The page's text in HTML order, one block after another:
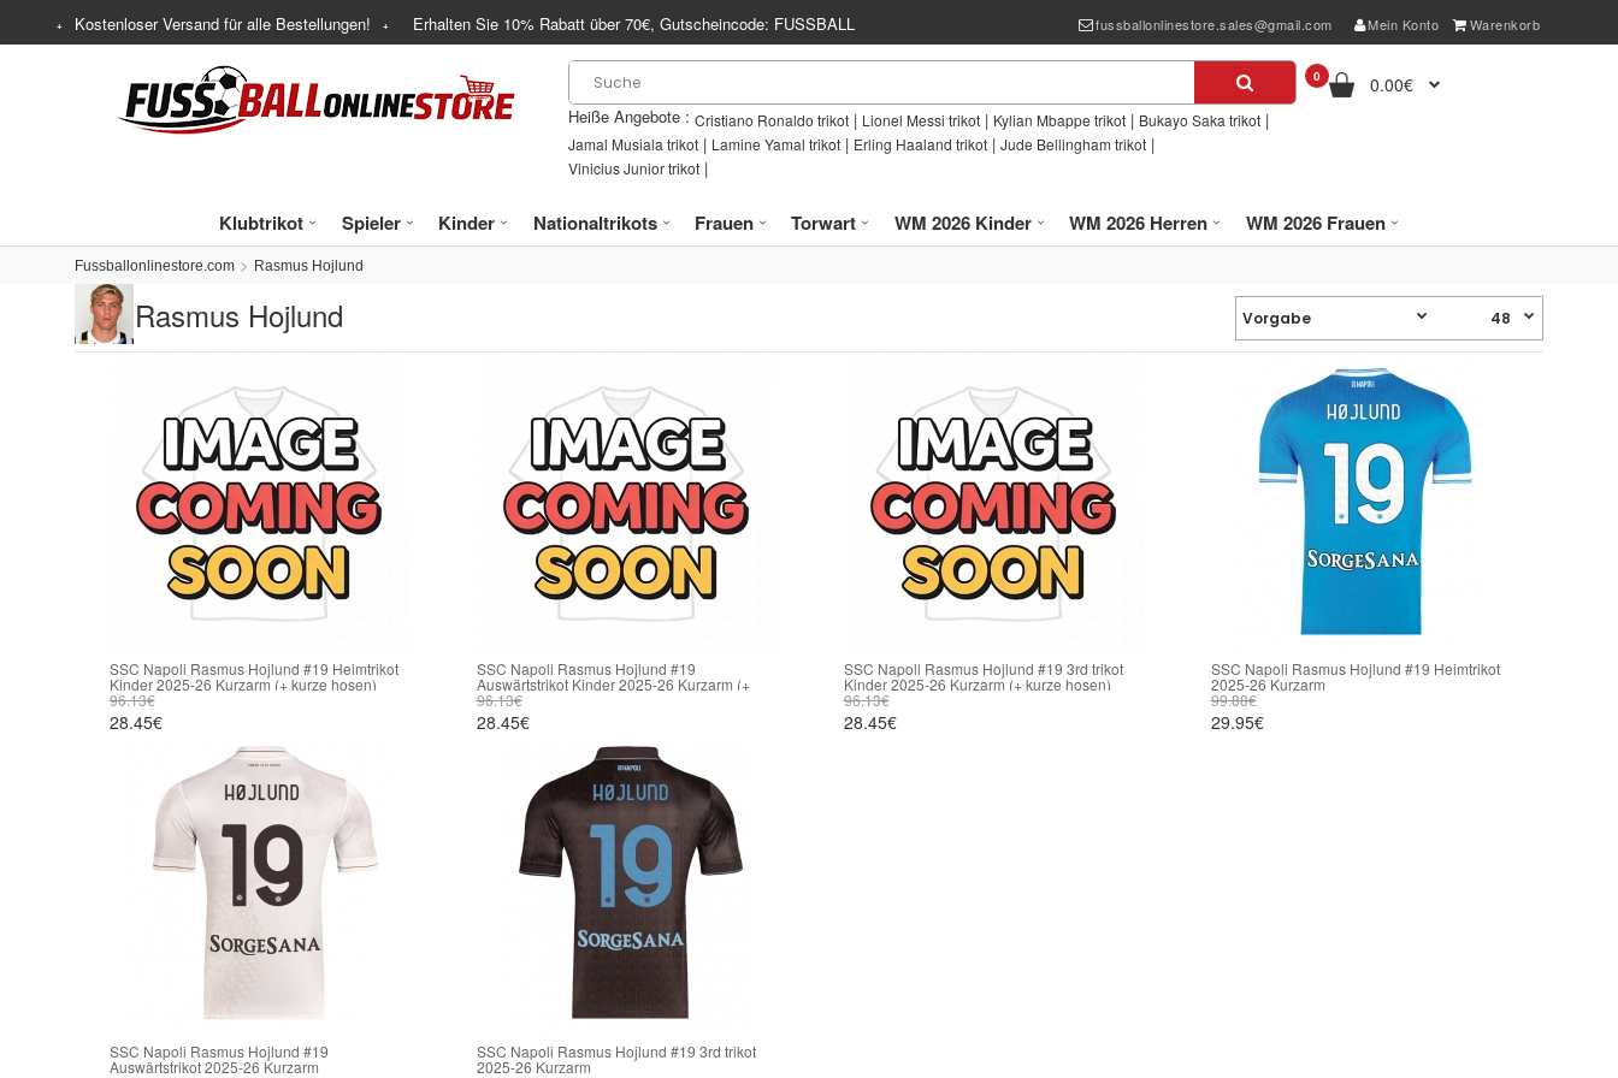
Kostenloser Versand für alle Bestellungen! Erhalten Sie 10% Rabatt über70€, Gutscheincode: FUSSBALL fussballonlinestore.sales@gmail.com Mein Konto Warenkorb
Heiße Angebote : Cristiano Ronaldo trikot | Lionel Messi trikot | Kylian Mbappe trikot | Bukayo Saka trikot |
Jamal Musiala trikot | Lamine Yamal trikot | Erling Haaland trikot | Jude Bellingham trikot |
Vinicius Junior trikot |
0 0.00€
Klubtrikot Spieler Kinder Nationaltrikots Frauen Torwart WM 2026 Kinder WM 2026 Herren WM 2026 Frauen
Fussballonlinestore.com Rasmus Hojlund
Rasmus Hojlund
SSC Napoli Rasmus Hojlund #19 Heimtrikot
Kinder 2025-26 Kurzarm (+ kurze hosen)
96.13€
28.45€
SSC Napoli Rasmus Hojlund #19
Auswärtstrikot Kinder 2025-26 Kurzarm (+
kurze hosen)
96.13€
28.45€
SSC Napoli Rasmus Hojlund #19 3rd trikot
Kinder 2025-26 Kurzarm (+ kurze hosen)
96.13€
28.45€
SSC Napoli Rasmus Hojlund #19 Heimtrikot
2025-26 Kurzarm
99.88€
29.95€
SSC Napoli Rasmus Hojlund #19
Auswärtstrikot 2025-26 Kurzarm
SSC Napoli Rasmus Hojlund #19 3rd trikot
2025-26 Kurzarm